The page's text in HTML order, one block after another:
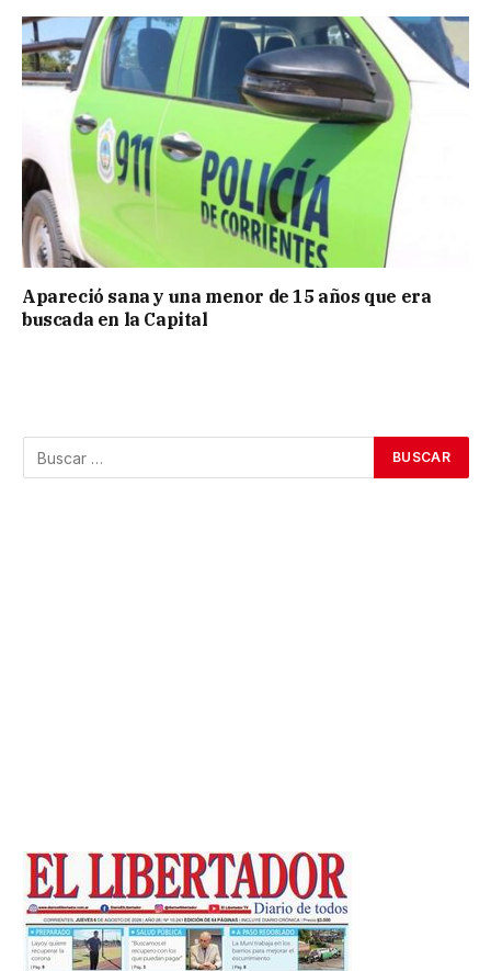
Apareció sana y una menor de 15 años que era
buscada en la Capital